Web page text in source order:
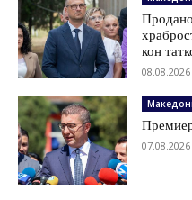
кон
07.08.2026